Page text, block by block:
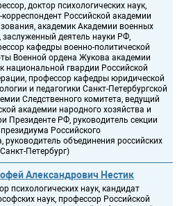
доктор психологических наук,
корреспондент Российской академии
академик Академии военных
заслуженный деятель науки РФ,
кафедры военно-политической
Военной ордена Жукова академии
национальной гвардии Российской
профессор кафедры юридической
и педагогики Санкт-Петербургской
Следственного комитета, ведущий
академии народного хозяйства и
Президенте РФ, руководитель секции
Российского
руководитель объединения российских
Петербург)
Александрович Нестик
психологических наук, кандидат
наук, профессор Российской